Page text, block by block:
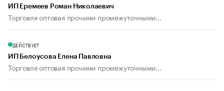
ИП Еремеев Роман Николаевич
Торговля оптовая прочими промежуточными...
ДЕЙСТВУЕТ
ИП Белоусова Елена Павловна
Торговля оптовая прочими промежуточными...